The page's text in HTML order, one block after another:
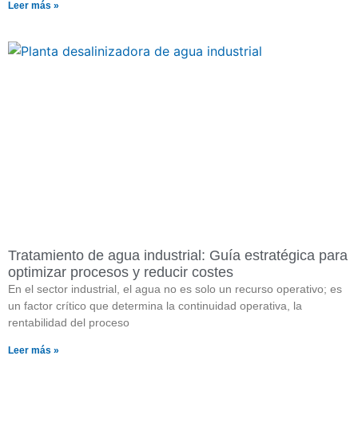
Leer más »
Tratamiento de agua industrial: Guía estratégica para
optimizar procesos y reducir costes
En el sector industrial, el agua no es solo un recurso operativo; es
un factor crítico que determina la continuidad operativa, la
rentabilidad del proceso
Leer más »